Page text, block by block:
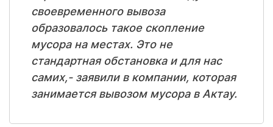
своевременного вывоза
образовалось такое скопление
мусора на местах. Это не
стандартная обстановка и для нас
самих,- заявили в компании, которая
занимается вывозом мусора в Актау.